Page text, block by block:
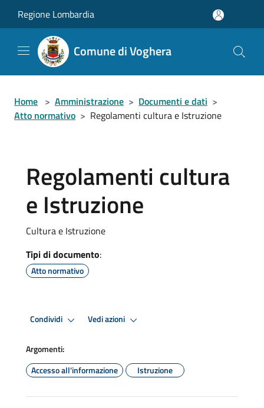
Regione Lombardia
Comune di Voghera
Home > Amministrazione > Documenti e dati >
Atto normativo > Regolamenti cultura e Istruzione
Regolamenti cultura
e Istruzione
Cultura e Istruzione
Tipi di documento:
Atto normativo
Condividi Vedi azioni
Argomenti:
Accesso all'informazione
Istruzione